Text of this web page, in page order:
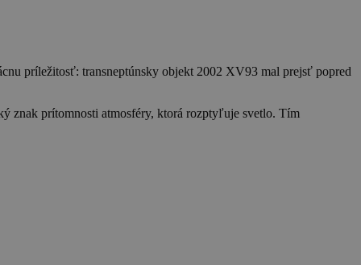
príležitosť: transneptúnsky objekt 2002 XV93 mal prejsť popred
znak prítomnosti atmosféry, ktorá rozptyľuje svetlo. Tím